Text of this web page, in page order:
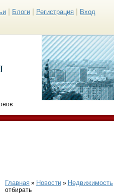
Блоги Регистрация Вход
Главная» Новости» Недвижимость
отбирать